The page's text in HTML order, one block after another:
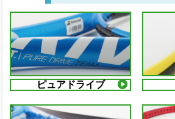
ピュアドライブ